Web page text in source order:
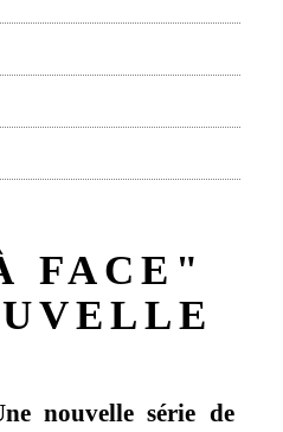
FACE"
nouvelle série de